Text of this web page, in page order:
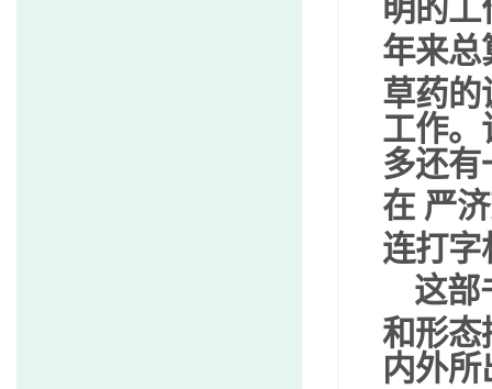
明的工
年来总
草药的
工作。
多还有
在 严
连打字
这部
和形态
内外